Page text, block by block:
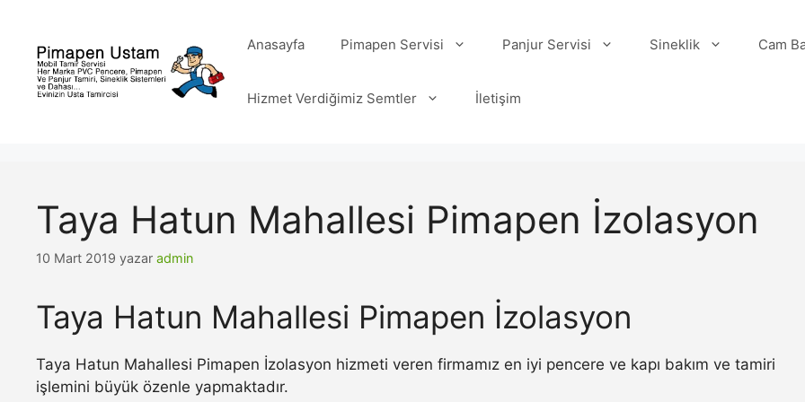
Anasayfa Pimapen Servisi Panjur Servisi Sineklik Cam
Hizmet Verdiğimiz Semtler İletişim
Taya Hatun Mahallesi Pimapen İzolasyon
10 Mart 2019 yazar admin
Taya Hatun Mahallesi Pimapen İzolasyon
Taya Hatun Mahallesi Pimapen İzolasyon hizmeti veren firmamız en iyi pencere ve kapı bakım ve tamiri
işlemini büyük özenle yapmaktadır.